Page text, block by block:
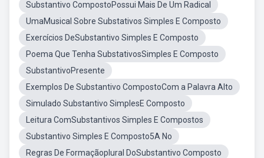
Substantivo CompostoPossui Mais De Um Radical
UmaMusical Sobre Substativos Simples E Composto
Exercícios DeSubstantivo Simples E Composto
Poema Que Tenha SubstativosSimples E Composto
SubstantivoPresente
Exemplos De Substantivo CompostoCom a Palavra Alto
Simulado Substantivo SimplesE Composto
Leitura ComSubstantivos Simples E Compostos
Substantivo Simples E Composto5A No
Regras De Formaçãoplural DoSubstantivo Composto